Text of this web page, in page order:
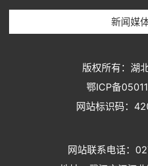
新闻媒
版权所有：湖
鄂ICP备
网站标识码：
网站联系电话：